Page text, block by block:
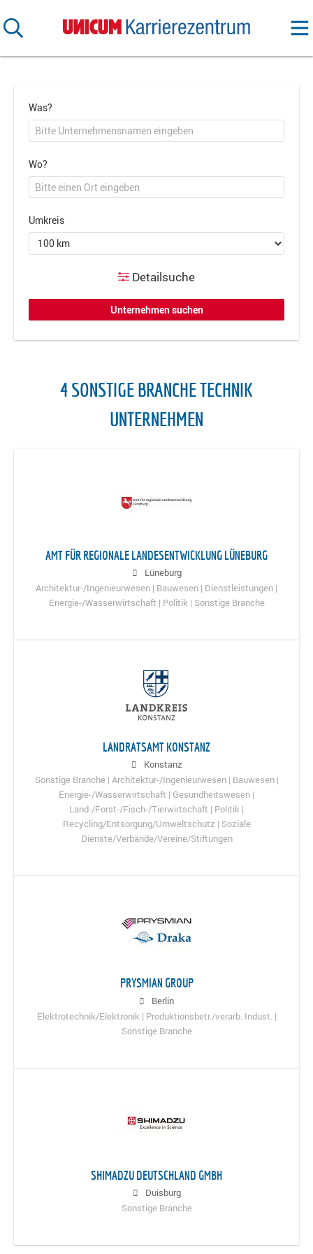
Was?
Wo?
Umkreis
Detailsuche
4 SONSTIGE BRANCHE TECHNIK
UNTERNEHMEN
AMT FÜR REGIONALE LANDESENTWICKLUNG LÜNEBURG
Lüneburg
Architektur-/Ingenieurwesen | Bauwesen | Dienstleistungen |
Energie-/Wasserwirtschaft | Politik | Sonstige Branche
LANDRATSAMT KONSTANZ
Konstanz
Sonstige Branche | Architektur-/Ingenieurwesen | Bauwesen |
Energie-/Wasserwirtschaft | Gesundheitswesen |
Land-/Forst-/Fisch-/Tierwirtschaft | Politik |
Recycling/Entsorgung/Umweltschutz | Soziale
Dienste/Verbände/Vereine/Stiftungen
PRYSMIAN GROUP
Berlin
Elektrotechnik/Elektronik | Produktionsbetr./verarb. Indust. |
Sonstige Branche
SHIMADZU DEUTSCHLAND GMBH
Duisburg
Sonstige Branche